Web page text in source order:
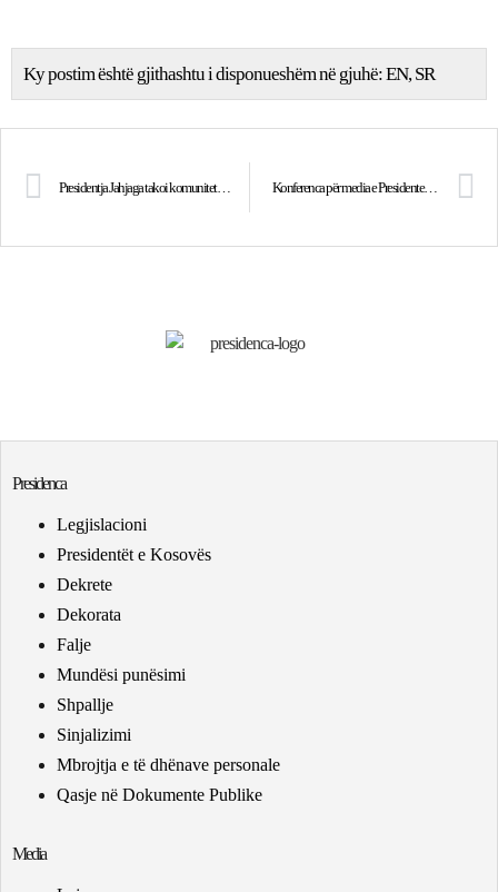
Ky postim është gjithashtu i disponueshëm në gjuhë:EN SR
Presidentja Jahjaga takoi komunitetin shqiptar të rajonit të Istrës në Kroaci Konferenca për media e Presidentes Jahjaga dhe Presidentit Josipoviq
Presidenca
Legjislacioni
Presidentët e Kosovës
Dekrete
Dekorata
Falje
Mundësi punësimi
Shpallje
Sinjalizimi
Mbrojtja e të dhënave personale
Qasje në Dokumente Publike
Media